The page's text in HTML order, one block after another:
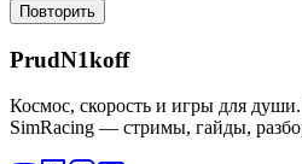
Повторить
PrudN1koff
Космос, скорость и игры для
SimRacing — стримы, гайды,